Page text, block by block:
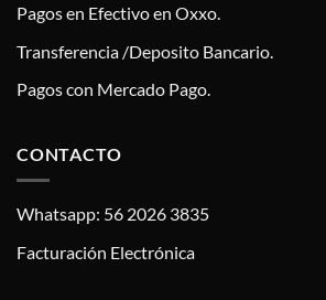
Pagos en Efectivo en Oxxo.
Transferencia /Deposito Bancario.
Pagos con Mercado Pago.
CONTACTO
Whatsapp: 56 2026 3835
Facturación Electrónica